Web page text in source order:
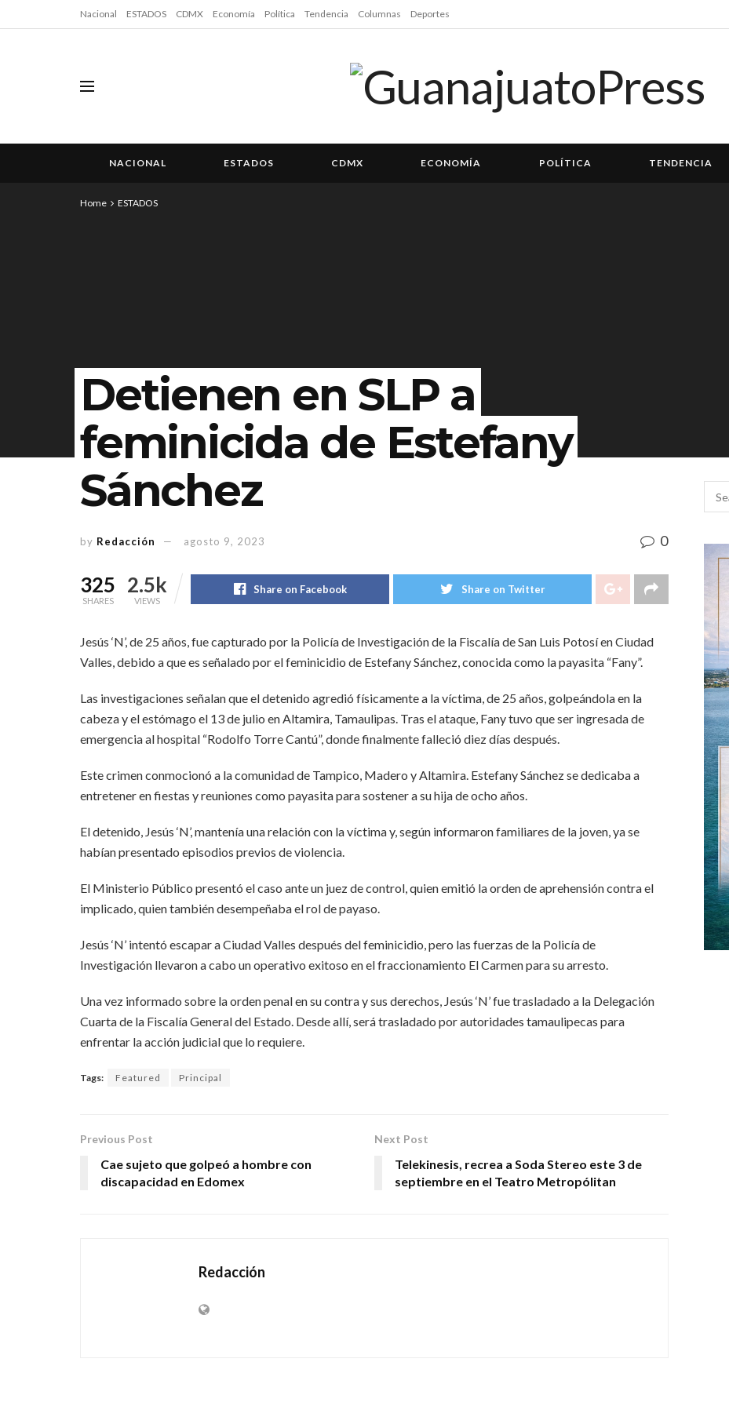
Nacional ESTADOS CDMX Economía Política Tendencia Columnas Deportes
NACIONAL ESTADOS CDMX ECONOMÍA POLÍTICA TENDENCIA
Home ESTADOS
Detienen en SLP a
feminicida de Estefany
Sánchez
by Redacción agosto 9, 2023 0
325
SHARES
2.5k
VIEWS
Share on Facebook Share on Twitter
Jesús ‘N’, de 25 años, fue capturado por la Policía de Investigación de la Fiscalía de San Luis Potosí en Ciudad
Valles, debido a que es señalado por el feminicidio de Estefany Sánchez, conocida como la payasita “Fany”.
Las investigaciones señalan que el detenido agredió físicamente a la víctima, de 25 años, golpeándola en la
cabeza y el estómago el 13 de julio en Altamira, Tamaulipas. Tras el ataque, Fany tuvo que ser ingresada de
emergencia al hospital “Rodolfo Torre Cantú”, donde finalmente falleció diez días después.
Este crimen conmocionó a la comunidad de Tampico, Madero y Altamira. Estefany Sánchez se dedicaba a
entretener en fiestas y reuniones como payasita para sostener a su hija de ocho años.
El detenido, Jesús ‘N’, mantenía una relación con la víctima y, según informaron familiares de la joven, ya se
habían presentado episodios previos de violencia.
El Ministerio Público presentó el caso ante un juez de control, quien emitió la orden de aprehensión contra el
implicado, quien también desempeñaba el rol de payaso.
Jesús ‘N’ intentó escapar a Ciudad Valles después del feminicidio, pero las fuerzas de la Policía de
Investigación llevaron a cabo un operativo exitoso en el fraccionamiento El Carmen para su arresto.
Una vez informado sobre la orden penal en su contra y sus derechos, Jesús ‘N’ fue trasladado a la Delegación
Cuarta de la Fiscalía General del Estado. Desde allí, será trasladado por autoridades tamaulipecas para
enfrentar la acción judicial que lo requiere.
Tags: Featured Principal
Previous Post
Cae sujeto que golpeó a hombre con
discapacidad en Edomex
Next Post
Telekinesis, recrea a Soda Stereo este 3 de
septiembre en el Teatro Metropólitan
Redacción